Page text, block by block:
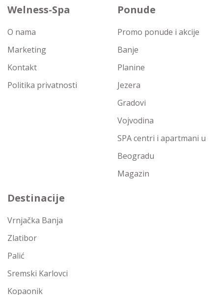
Welness-Spa
O nama
Marketing
Kontakt
Politika privatnosti
Ponude
Promo ponude i akcije
Banje
Planine
Jezera
Gradovi
Vojvodina
SPA centri i apartmani u
Beogradu
Magazin
Destinacije
Vrnjačka Banja
Zlatibor
Palić
Sremski Karlovci
Kopaonik